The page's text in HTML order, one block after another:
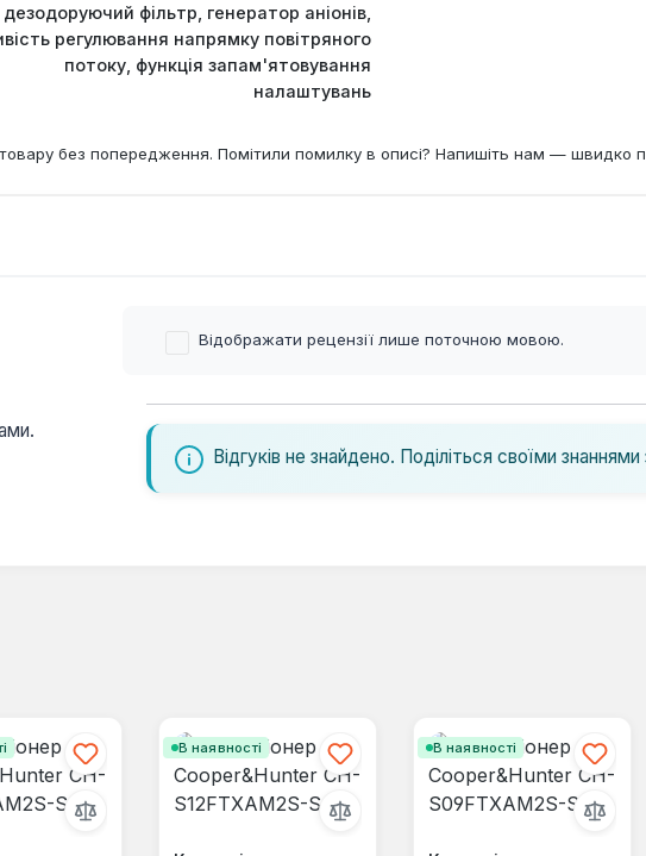
дезодоруючий фільтр, генератор аніонів,
регулювання напрямку повітряного
потоку, функція запам'ятовування
налаштувань
без попередження. Помітили помилку в описі? Напишіть нам — швидко
Відображати рецензії лише поточною мовою.
Відгуків не знайдено. Поділіться своїми знаннями
В наявності В наявності